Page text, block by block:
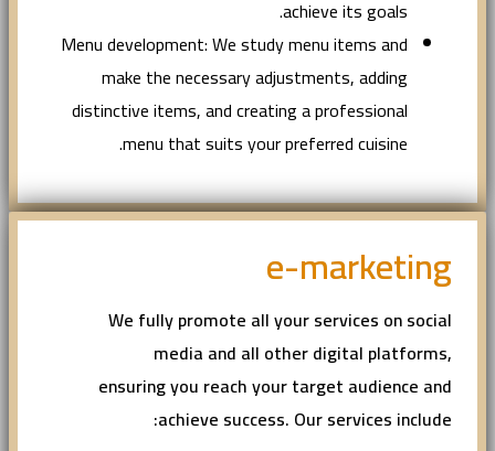
achieve its goals.
Menu development: We study menu items and
make the necessary adjustments, adding
distinctive items, and creating a professional
menu that suits your preferred cuisine.
e-marketing
We fully promote all your services on social
media and all other digital platforms,
ensuring you reach your target audience and
achieve success. Our services include: